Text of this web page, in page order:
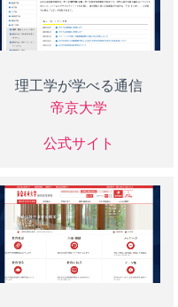
理工学が学べる通信
帝京大学
公式サイト